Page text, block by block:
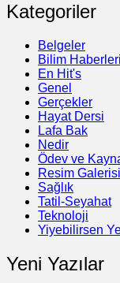
Kategoriler
Belgeler
Bilim Haberleri
En Hit's
Genel
Gerçekler
Hayat Dersi
Lafa Bak
Nedir
Ödev ve
Resim Galerisi
Sağlık
Tatil-Seyahat
Teknoloji
Yiyebilirsen
Yeni Yazılar